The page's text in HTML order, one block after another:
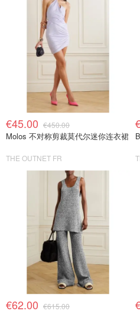
€45.00 €450.00
Molos 不对称剪裁莫代尔迷你连衣裙
THE OUTNET FR
€62.00 €615.00